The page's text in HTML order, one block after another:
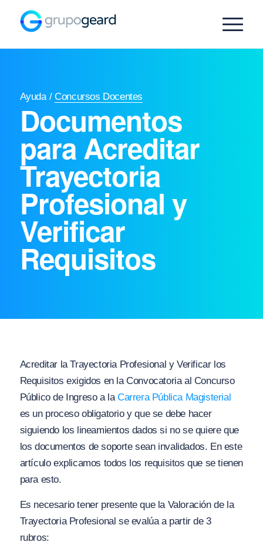
Ayuda / Concursos Docentes
Documentos
para Acreditar
Trayectoria
Profesional y
Verificar
Requisitos
Acreditar la Trayectoria Profesional y Verificar los
Requisitos exigidos en la Convocatoria al Concurso
Público de Ingreso a laCarrera Pública Magisterial
es un proceso obligatorio y que se debe hacer
siguiendo los lineamientos dados si no se quiere que
los documentos de soporte sean invalidados. En este
artículo explicamos todos los requisitos que se tienen
para esto.
Es necesario tener presente que la Valoración de la
Trayectoria Profesional se evalúa a partir de 3
rubros: